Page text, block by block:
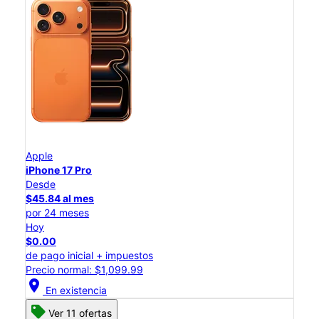
Apple
iPhone 17 Pro
Desde
$45.84 al mes
por 24 meses
Hoy
$0.00
de pago inicial + impuestos
Precio normal: $1,099.99
location_on En existencia
Ver 11 ofertas